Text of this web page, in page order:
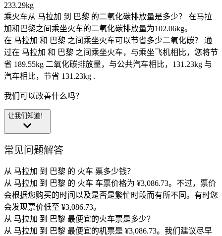
233.29kg
乘火车从 马拉加 到 巴黎 的二氧化碳排放量是多少？
在马拉
加和巴黎之间乘坐火车的二氧化碳排放量为102.06kg。
在 马拉加 和 巴黎 之间乘坐火车可以节省多少二氧化碳？
通
过在 马拉加 和 巴黎 之间乘坐火车，与乘坐飞机相比，您将节
省 189.55kg 二氧化碳排放量，与公共汽车相比，131.23kg 与
汽车相比，节省 131.23kg .
我们可以改善什么吗？
让我们知道！
常见问题解答
从 马拉加 到 巴黎 的 火车 票多少钱？
从 马拉加 到 巴黎 的 火车 车票价格为 ¥3,086.73。不过，票价
会根据您购买的时间以及是否是繁忙时段而有所不同。有时您
会发现票价低至 ¥3,086.73。
从 马拉加 到 巴黎 最便宜的火车票是多少？
从 马拉加 到 巴黎 最便宜的机票是 ¥3,086.73。我们建议尽早